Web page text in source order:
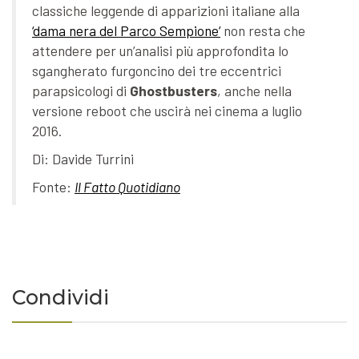
classiche leggende di apparizioni italiane alla
‘dama nera del Parco Sempione’non resta che
attendere per un’analisi più approfondita lo
sgangherato furgoncino dei tre eccentrici
parapsicologi di Ghostbusters, anche nella
versione reboot che uscirà nei cinema a luglio
2016.
Di: Davide Turrini
Fonte: Il Fatto Quotidiano
Condividi